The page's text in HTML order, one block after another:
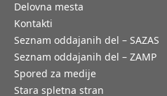
Delovna mesta
Kontakti
Seznam oddajanih del – SAZAS
Seznam oddajanih del – ZAMP
Spored za medije
Stara spletna stran